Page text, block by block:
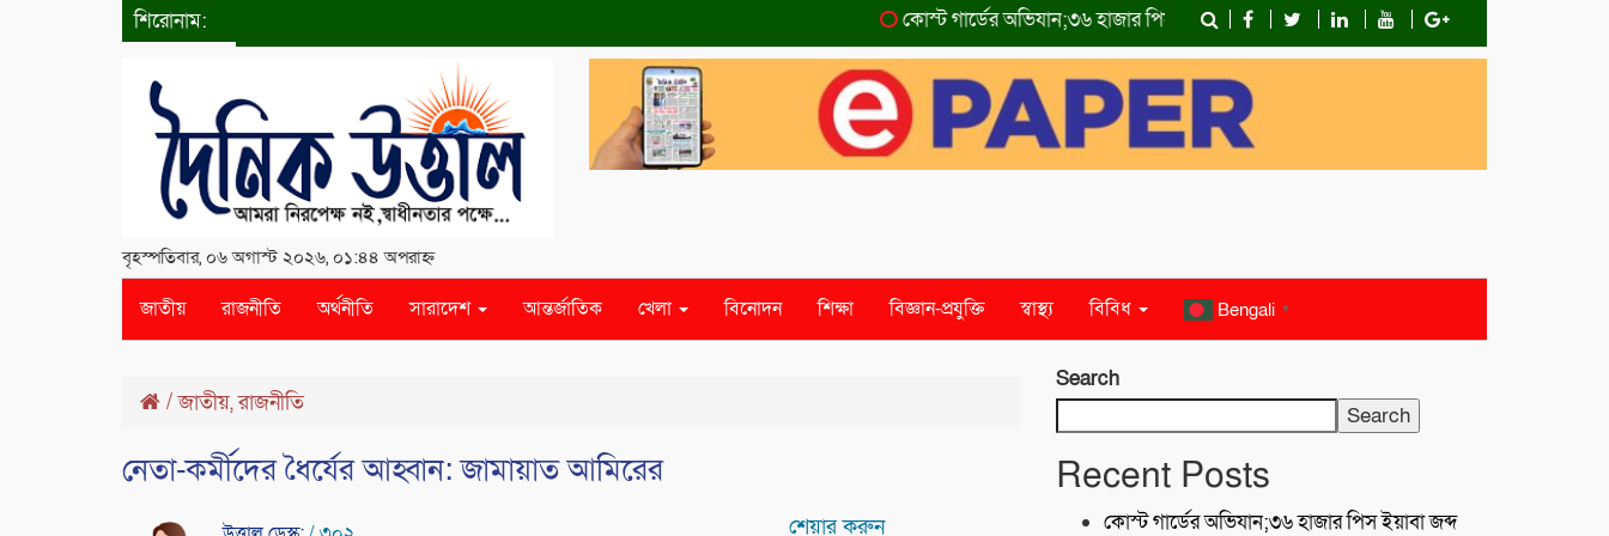
শিরোনাম: কোস্ট গার্ডের অভিযান;৩৬ হাজার পিস ইয়াবা জব্দ ১৮ জন জেলেকে জীবিত উদ্ধার করেছে কোস্ট গার্ড
বৃহস্পতিবার, ০৬ অগাস্ট ২০২৬, ০১:৪৪ অপরাহ্ন
জাতীয় রাজনীতি অর্থনীতি সারাদেশ আন্তর্জাতিক খেলা বিনোদন শিক্ষা বিজ্ঞান-প্রযুক্তি স্বাস্থ্য বিবিধ Bengali ▼
/জাতীয়,রাজনীতি
নেতা-কর্মীদের ধৈর্যের আহ্বান: জামায়াত আমিরের
শেয়ার করুন
Search
Search
Recent Posts
কোস্ট গার্ডের অভিযান;৩৬ হাজার পিস ইয়াবা জব্দ